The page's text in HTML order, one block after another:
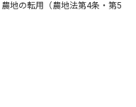
地の転用（農地法第4条・第5